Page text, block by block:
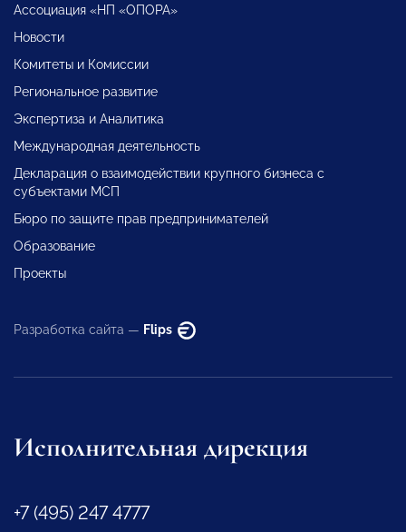
Ассоциация «НП «ОПОРА»
Новости
Комитеты и Комиссии
Региональное развитие
Экспертиза и Аналитика
Международная деятельность
Декларация о взаимодействии крупного бизнеса с
субъектами МСП
Бюро по защите прав предпринимателей
Образование
Проекты
Разработка сайта — Flips
Исполнительная дирекция
+7 (495) 247 4777